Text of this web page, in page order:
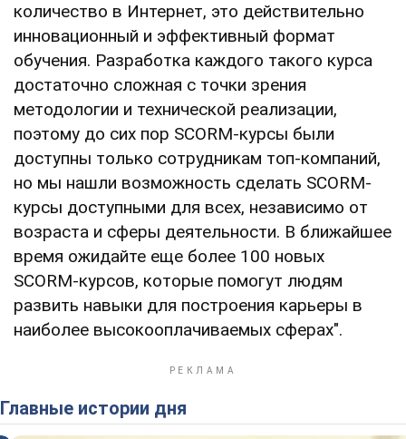
количество в Интернет, это действительно
инновационный и эффективный формат
обучения. Разработка каждого такого курса
достаточно сложная с точки зрения
методологии и технической реализации,
поэтому до сих пор SCORM-курсы были
доступны только сотрудникам топ-компаний,
но мы нашли возможность сделать SCORM-
курсы доступными для всех, независимо от
возраста и сферы деятельности. В ближайшее
время ожидайте еще более 100 новых
SCORM-курсов, которые помогут людям
развить навыки для построения карьеры в
наиболее высокооплачиваемых сферах".
Главные истории дня